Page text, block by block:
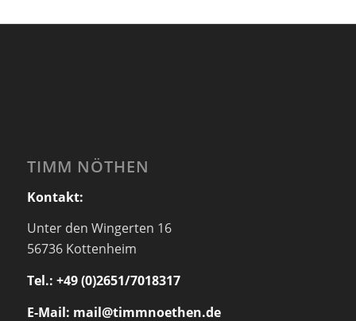
TIMM NÖTHEN
Kontakt:
Unter den Wingerten 16
56736 Kottenheim
Tel.: +49 (0)2651/7018317
E-Mail: mail@timmnoethen.de